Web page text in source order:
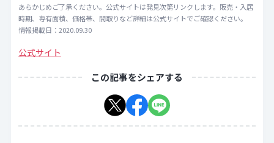
あらかじめご了承ください。公式サイトは発見次第リンクします。販売・入居
時期、専有面積、価格帯、間取りなど詳細は公式サイトでご確認ください。
情報掲載日：2020.09.30
公式サイト
この記事をシェアする